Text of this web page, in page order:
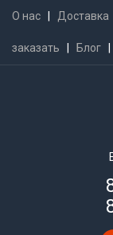
О нас Доставка
заказать Блог